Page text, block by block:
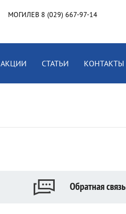
МОГИЛЕВ 8 (029) 667-97-14
АКЦИИ СТАТЬИ КОНТАКТЫ
Обратная связь